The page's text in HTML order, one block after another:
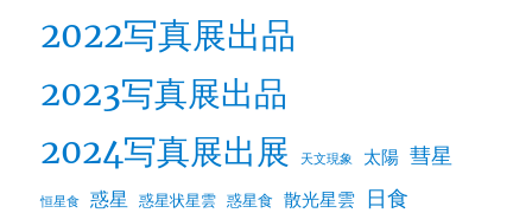
2022写真展出品
2023写真展出品
2024写真展出展
天文現象 太陽 彗星
恒星食 惑星 惑星状星雲 惑星食 散光星雲 日食